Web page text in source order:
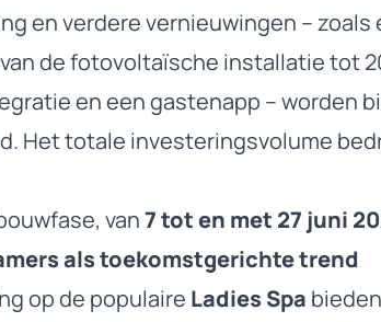
en verdere vernieuwingen –
de fotovoltaïsche installatie tot
en een gastenapp – worden
Het totale investeringsvolume
van7 tot en met 27 juni
als toekomstgerichte trend
op de populaire Ladies Spa